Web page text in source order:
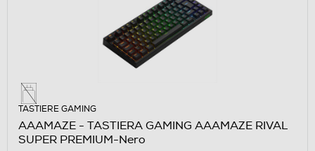
TASTIERE GAMING
AAAMAZE - TASTIERA GAMING AAAMAZE RIVAL
SUPER PREMIUM-Nero